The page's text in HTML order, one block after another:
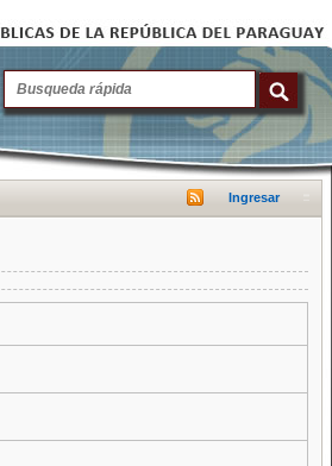
Ingresar